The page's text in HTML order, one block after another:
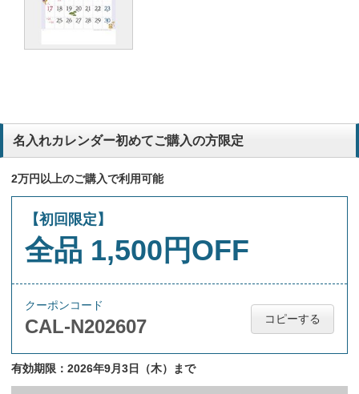
名入れカレンダー初めてご購入の方限定
2万円以上のご購入で利用可能
【初回限定】
全品 1,500円OFF
クーポンコード
CAL-N202607 コピーする
有効期限：2026年9月3日（木）まで